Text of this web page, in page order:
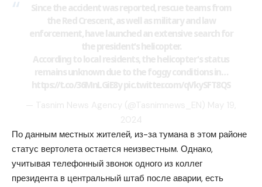
По данным местных жителей, из-за тумана в этом районе
статус вертолета остается неизвестным. Однако,
учитывая телефонный звонок одного из коллег
президента в центральный штаб после аварии, есть